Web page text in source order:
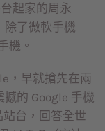
起家的周永
除了微軟手機
機。
，早就搶先在兩
的 Google 手機
台，回答全世